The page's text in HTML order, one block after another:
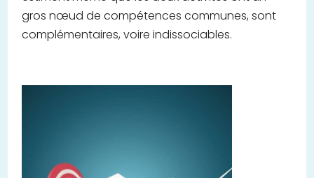
gros nœud de compétences communes, sont
complémentaires, voire indissociables.